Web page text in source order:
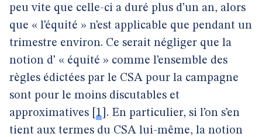
peu vite que celle-ci a duré plus d’un an, alors
que « l’équité » n’est applicable que pendant un
trimestre environ. Ce serait négliger que la
notion d’ « équité » comme l’ensemble des
règles édictées par le CSA pour la campagne
sont pour le moins discutables et
approximatives 1 . En particulier, si l’on s’en
tient aux termes du CSA lui-même, la notion